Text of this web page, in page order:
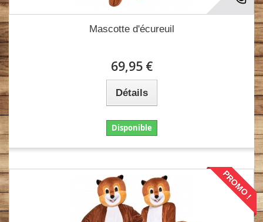
Mascotte d'écureuil
69,95 €
Détails
Disponible
PROMO !